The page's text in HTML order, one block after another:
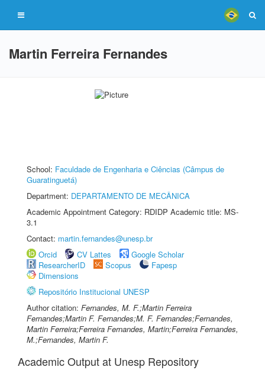
Martin Ferreira Fernandes
School: Faculdade de Engenharia e Ciências (Câmpus de
Guaratinguetá)
Department: DEPARTAMENTO DE MECÂNICA
Academic Appointment Category: RDIDP Academic title: MS-
3.1
Contact: martin.fernandes@unesp.br
Orcid
CV Lattes
Google Scholar
ResearcherID
Scopus
Fapesp
Dimensions
Repositório Institucional UNESP
Author citation: Fernandes, M. F.;Martin Ferreira
Fernandes;Martin F. Fernandes;M. F. Fernandes;Fernandes,
Martin Ferreira;Ferreira Fernandes, Martin;Ferreira Fernandes,
M.;Fernandes, Martin F.
Academic Output at Unesp Repository